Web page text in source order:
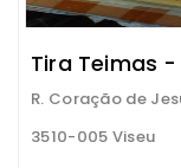
Tira Teimas
R. Coração de
3510-005 Viseu